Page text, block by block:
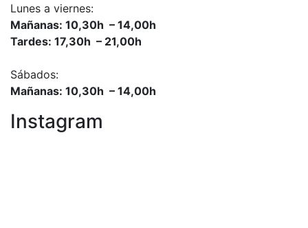
Lunes a viernes:
Mañanas: 10,30h – 14,00h
Tardes: 17,30h – 21,00h
Sábados:
Mañanas: 10,30h – 14,00h
Instagram